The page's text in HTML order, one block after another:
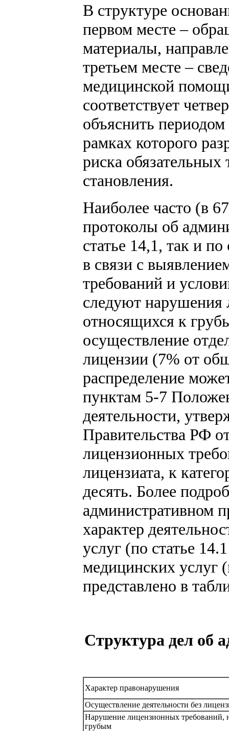
В структуре
первом месте –
материалы,
третьем месте –
медицинской
соответствует
объяснить
рамках которого
риска обязательных
становления.
Наиболее часто (в
протоколы об
статье 14,1, так и
в связи с
требований и
следуют нарушения
относящихся к
осуществление
лицензии (7% от
распределение
пунктам 5-7
деятельности,
Правительства РФ
лицензионных
лицензиата, к
десять. Более
административном
характер
услуг (по статье
медицинских услуг
представлено в
Структура дел об
Характер правонарушения
Осуществление деятельности без
Нарушение лицензионных требований,
грубым